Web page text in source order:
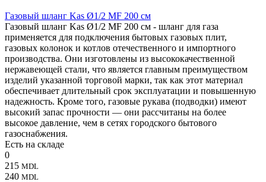
Газовый шланг Kas Ø1/2 MF 200 см
Газовый шланг Kas Ø1/2 MF 200 см - шланг для газа
применяется для подключения бытовых газовых плит,
газовых колонок и котлов отечественного и импортного
производства. Они изготовлены из высококачественной
нержавеющей стали, что является главным преимуществом
изделий указанной торговой марки, так как этот материал
обеспечивает длительный срок эксплуатации и повышенную
надежность. Кроме того, газовые рукава (подводки) имеют
высокий запас прочности — они рассчитаны на более
высокое давление, чем в сетях городского бытового
газоснабжения.
Есть на складе
0
215 MDL
240 MDL